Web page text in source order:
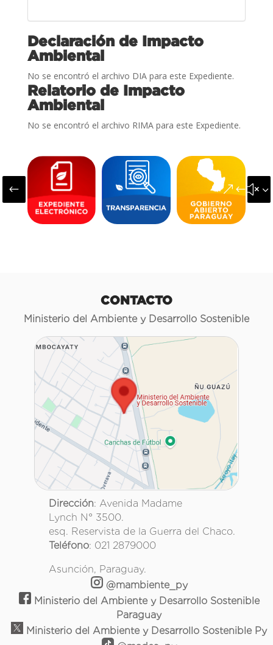
Declaración de Impacto
Ambiental
No se encontró el archivo DIA para este Expediente.
Relatorio de Impacto
Ambiental
No se encontró el archivo RIMA para este Expediente.
#
CONTACTO
Ministerio del Ambiente y Desarrollo Sostenible
Dirección: Avenida Madame
Lynch N° 3500.
esq. Reservista de la Guerra del Chaco.
Teléfono: 021 2879000
Asunción, Paraguay.
@mambiente_py
Ministerio del Ambiente y Desarrollo Sostenible
Paraguay
Ministerio del Ambiente y Desarrollo Sostenible Py